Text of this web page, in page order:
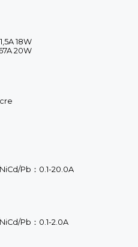
18W
20W
Pb：0.1-20.0A
Pb：0.1-2.0A